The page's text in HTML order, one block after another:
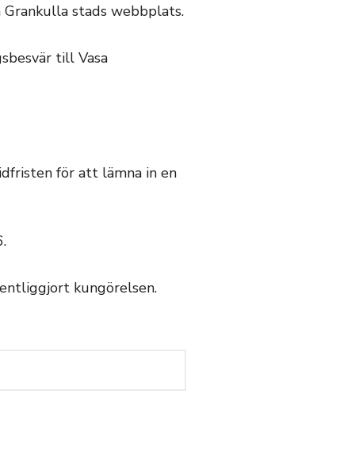
stads webbplats.
till Vasa
för att lämna in en
kungörelsen.